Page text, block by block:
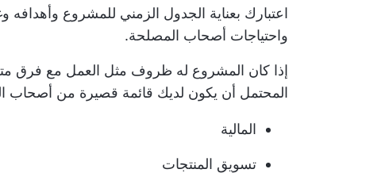
اعتبارك بعناية الجدول الزمني للمشروع وأهدافه
واحتياجات أصحاب المصلحة.
إذا كان المشروع له ظروف مثل العمل مع فرق
المحتمل أن يكون لديك قائمة قصيرة من أصحاب
المالية
تسويق المنتجات